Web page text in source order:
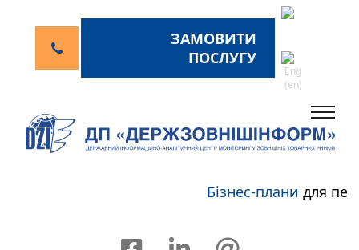
ЗАМОВИТИ
ПОСЛУГУ
Бізнес-планидля